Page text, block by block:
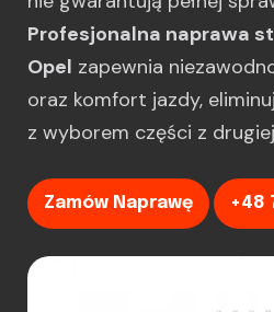
Profesjonalna naprawa
Opel zapewnia
oraz komfort jazdy,
z wyborem części z
Zamów Naprawę +48